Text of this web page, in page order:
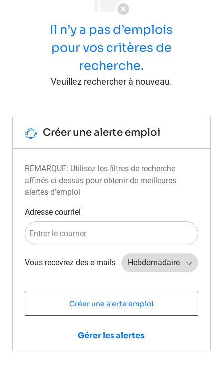
Il n’y a pas d’emplois
pour vos critères de
recherche.
Veuillez rechercher à nouveau.
Créer une alerte emploi
REMARQUE: Utilisez les filtres de recherche
affinés ci-dessus pour obtenir de meilleures
alertes d’emploi
Adresse courrielRequired
Vous recevrez des e-mailsRequired
Créer une alerte emploi
Gérer les alertes